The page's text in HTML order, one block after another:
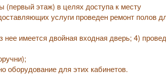
(первый этаж) в целях доступа к месту
услуги проведен ремонт полов
имеется двойная входная дверь; 4)
оборудование для этих кабинетов.